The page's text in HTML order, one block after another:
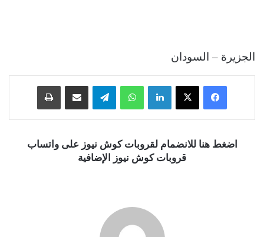
الجزيرة – السودان
فيسبوك ‫X لينكدإن واتساب تيلقرام
اضغط هنا للانضمام لقروبات كوش نيوز على واتساب
قروبات كوش نيوز الإضافية